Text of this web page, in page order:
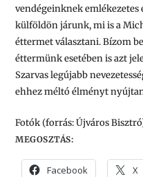
vendégeinknek
külföldön járunk, mi is a
éttermet választani. Bízom
éttermünk esetében is azt
Szarvas legújabb
ehhez méltó élményt
Fotók (forrás: Újváros
MEGOSZTÁS:
Facebook X